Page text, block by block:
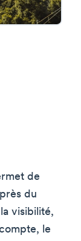
de
du
visibilité,
le